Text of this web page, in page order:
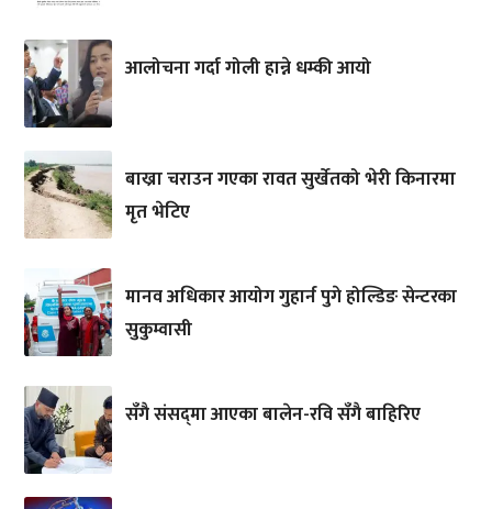
आलोचना गर्दा गोली हान्ने धम्की आयो
बाख्रा चराउन गएका रावत सुर्खेतको भेरी किनारमा
मृत भेटिए
मानव अधिकार आयोग गुहार्न पुगे होल्डिङ सेन्टरका
सुकुम्वासी
सँगै संसद्‌मा आएका बालेन-रवि सँगै बाहिरिए